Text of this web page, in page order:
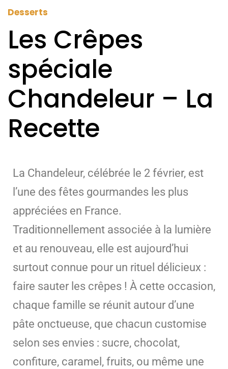
Desserts
Les Crêpes
spéciale
Chandeleur – La
Recette
La Chandeleur, célébrée le 2 février, est
l’une des fêtes gourmandes les plus
appréciées en France.
Traditionnellement associée à la lumière
et au renouveau, elle est aujourd’hui
surtout connue pour un rituel délicieux :
faire sauter les crêpes ! À cette occasion,
chaque famille se réunit autour d’une
pâte onctueuse, que chacun customise
selon ses envies : sucre, chocolat,
confiture, caramel, fruits, ou même une